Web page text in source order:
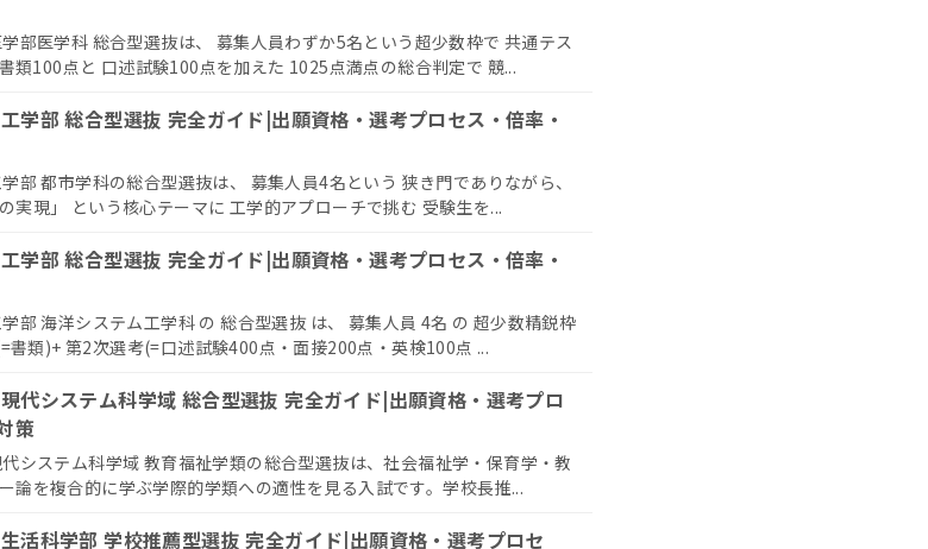
部医学科 総合型選抜は、 募集人員わずか5名という超少数枠で 共通テス
類100点と 口述試験100点を加えた 1025点満点の総合判定で 競...
学部 総合型選抜 完全ガイド|出願資格・選考プロセス・倍率・
部 都市学科の総合型選抜は、 募集人員4名という 狭き門でありながら、
実現」 という核心テーマに 工学的アプローチで挑む 受験生を...
学部 総合型選抜 完全ガイド|出願資格・選考プロセス・倍率・
部 海洋システム工学科 の 総合型選抜 は、 募集人員 4名 の 超少数精鋭枠
書類)+ 第2次選考(=口述試験400点・面接200点・英検100点 ...
代システム科学域 総合型選抜 完全ガイド|出願資格・選考プロ
策
システム科学域 教育福祉学類の総合型選抜は、社会福祉学・保育学・教
論を複合的に学ぶ学際的学類への適性を見る入試です。学校長推...
活科学部 学校推薦型選抜 完全ガイド|出願資格・選考プロセ